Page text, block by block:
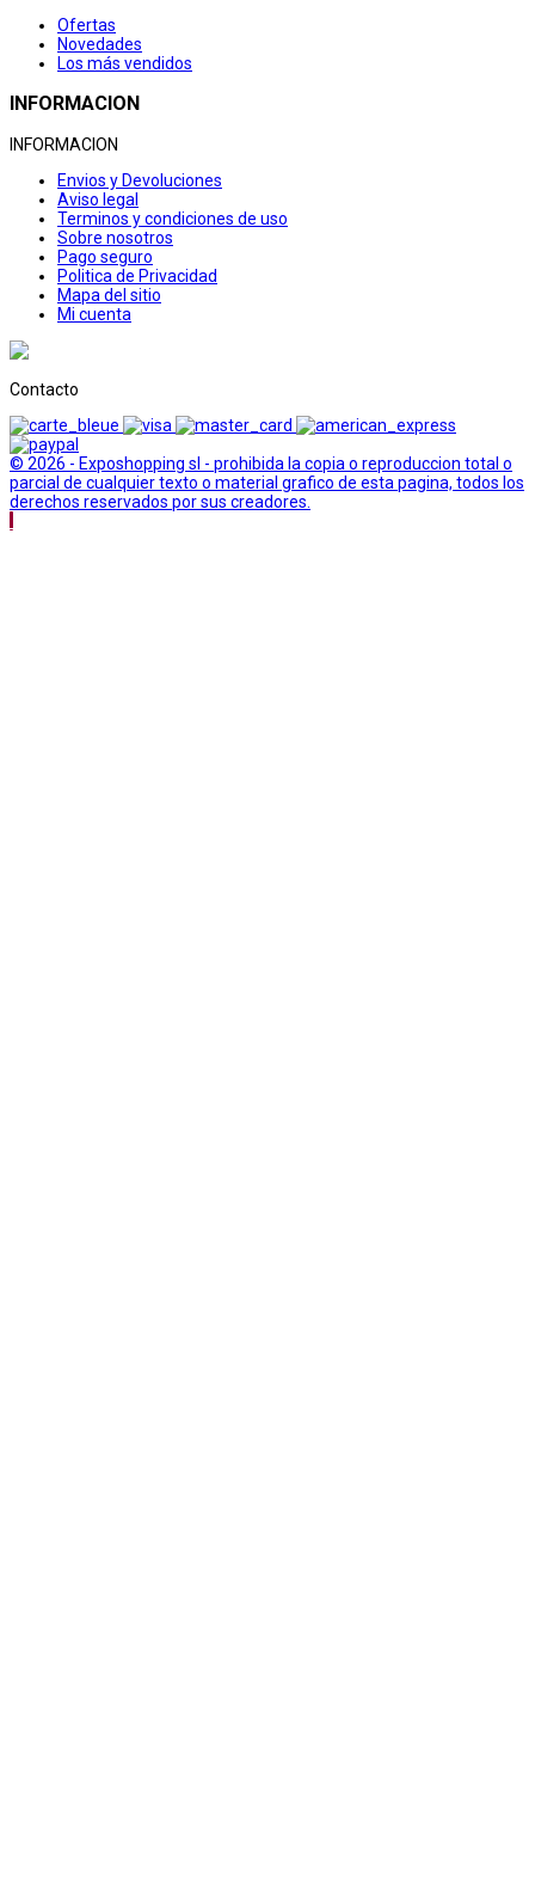
Ofertas
Novedades
Los más vendidos
INFORMACION
INFORMACION
Envios y Devoluciones
Aviso legal
Terminos y condiciones de uso
Sobre nosotros
Pago seguro
Politica de Privacidad
Mapa del sitio
Mi cuenta
Contacto
© 2026 - Exposhopping sl - prohibida la copia o reproduccion total o
parcial de cualquier texto o material grafico de esta pagina, todos los
derechos reservados por sus creadores.